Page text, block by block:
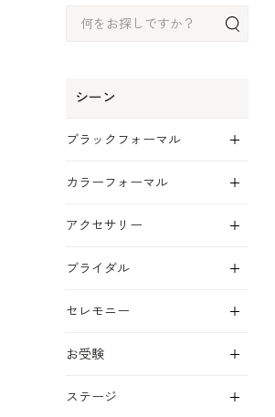
シーン
ブラックフォーマル
カラーフォーマル
アクセサリー
ブライダル
セレモニー
お受験
ステージ